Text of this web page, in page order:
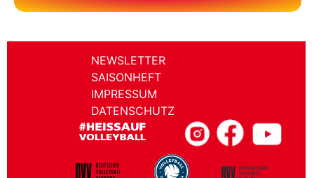
NEWSLETTER
SAISONHEFT
IMPRESSUM
DATENSCHUTZ